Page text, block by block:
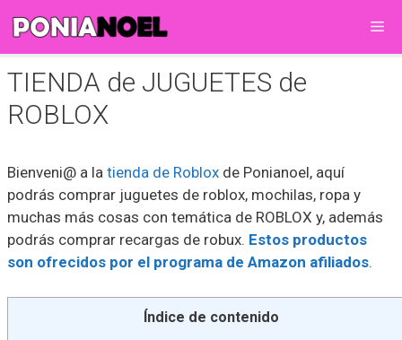
contenido
TIENDA de JUGUETES de
ROBLOX
Bienveni@ a la tienda de Roblox de Ponianoel, aquí
podrás comprar juguetes de roblox, mochilas, ropa y
muchas más cosas con temática de ROBLOX y, además
podrás comprar recargas de robux. Estos productos
son ofrecidos por el programa de Amazon afiliados.
Índice de contenido